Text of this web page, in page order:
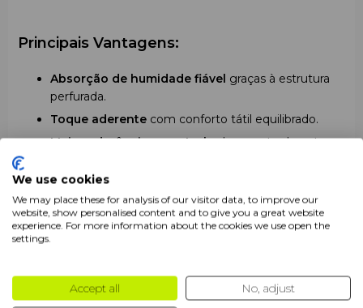
Principais Vantagens:
Absorção de humidade fiável graças à estrutura
perfurada.
Toque aderente com conforto tátil equilibrado.
Maior aderência e controloda raquete durante o
Redução do deslizamento
intensidade.
Indicada para treinos prolongados e competições.
Recomendado Para:
Treinadores e academias desportivas.
Clubes e equipas que necessitam de um stock
We use cookies
We may place these for analysis of our visitor data, to improve our
website, show personalised content and to give you a great website
experience. For more information about the cookies we use open the
settings.
Accept all No, adjust